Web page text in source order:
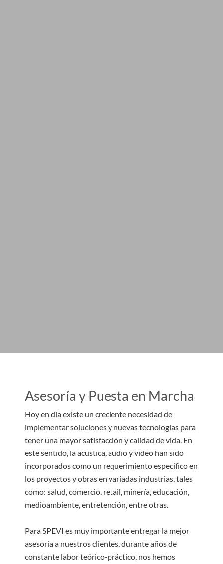
Asesoría y Puesta en Marcha
Hoy en día existe un creciente necesidad de
implementar soluciones y nuevas tecnologías para
tener una mayor satisfacción y calidad de vida. En
este sentido, la acústica, audio y video han sido
incorporados como un requerimiento específico en
los proyectos y obras en variadas industrias, tales
como: salud, comercio, retail, minería, educación,
medioambiente, entretención, entre otras.
Para SPEVI es muy importante entregar la mejor
asesoría a nuestros clientes, durante años de
constante labor teórico-práctico, nos hemos